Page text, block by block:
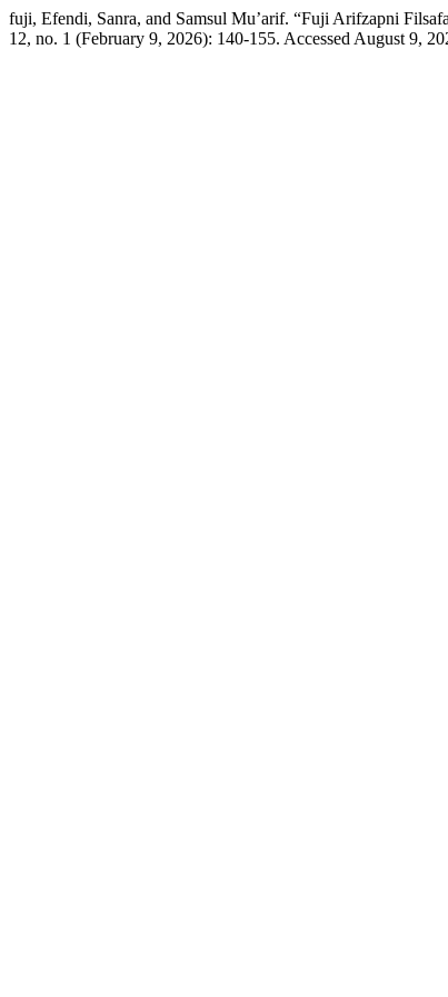
fuji, Efendi, Sanra, and Samsul Mu’arif. “Fuji Arifzapni
12, no. 1 (February 9, 2026): 140-155. Accessed August 9,